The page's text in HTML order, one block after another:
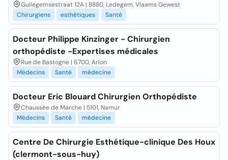
Gullegemsestraat 12A | 8880, Ledegem, Vlaams Gewest
Chirurgiens
esthétiques Santé
Docteur Philippe Kinzinger - Chirurgien
orthopédiste -Expertises médicales
Rue de Bastogne | 6700, Arlon
Médecins
Santé médecine
Docteur Eric Blouard Chirurgien Orthopédiste
Chaussée de Marche | 5101, Namur
Médecins
Santé médecine
Centre De Chirurgie Esthétique-clinique Des Houx
(clermont-sous-huy)